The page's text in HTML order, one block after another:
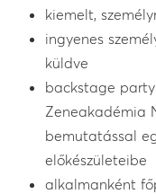
kiemelt,
ingyenes
küldve
backstage
Zeneakadémia
bemutatással
előkészületeibe
alkalmanként